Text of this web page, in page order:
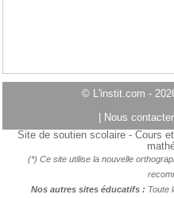
© L'instit.com -
Nous contacter
Site de soutien scolaire - Cours
(*) Ce site utilise la nouvelle
Nos autres sites éducatifs : Toute